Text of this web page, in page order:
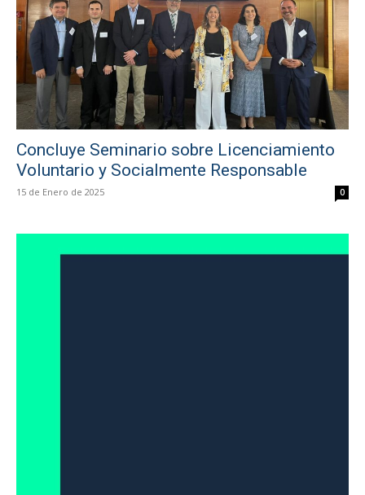
Concluye Seminario sobre Licenciamiento
Voluntario y Socialmente Responsable
15 de Enero de 2025 0